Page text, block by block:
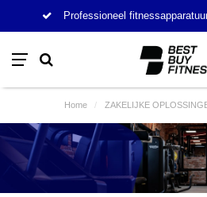
Professioneel
Home / ZAKELIJKE